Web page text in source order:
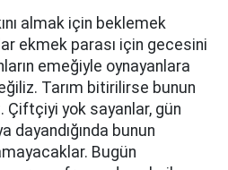
almak için beklemek
ekmek parası için gecesini
emeğiyle oynayanlara
Tarım bitirilirse bunun
Çiftçiyi yok sayanlar, gün
dayandığında bunun
Bugün